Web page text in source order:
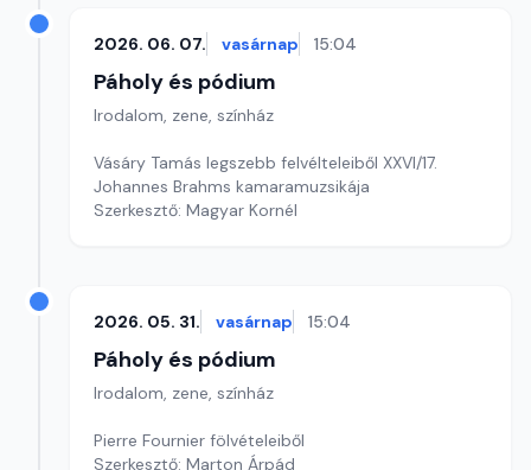
2026. 06. 07. vasárnap 15:04
Páholy és pódium
Irodalom, zene, színház
Vásáry Tamás legszebb felvélteleiből XXVI/17.
Johannes Brahms kamaramuzsikája
Szerkesztő: Magyar Kornél
2026. 05. 31. vasárnap 15:04
Páholy és pódium
Irodalom, zene, színház
Pierre Fournier fölvételeiből
Szerkesztő: Marton Árpád